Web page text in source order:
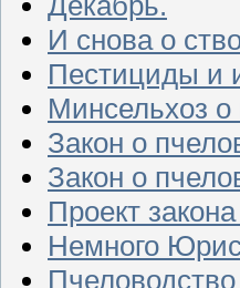
И снова о
Пестициды и
Минсельхоз о
Закон о
Закон о
Проект
Немного